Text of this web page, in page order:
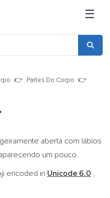
☰
Partes Do Corpo
aberta com lábios
um pouco.
encoded in Unicode 6.0 ,